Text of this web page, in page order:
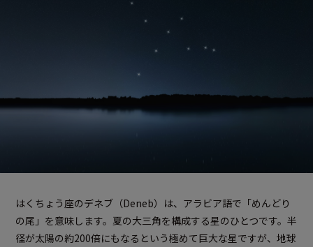
はくちょう座のデネブ（Deneb）は、アラビア語で「めんどり
の尾」を意味します。夏の大三角を構成する星のひとつです。半
径が太陽の約200倍にもなるという極めて巨大な星ですが、地球